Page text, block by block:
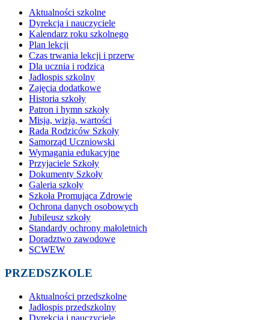
Aktualności szkolne
Dyrekcja i nauczyciele
Kalendarz roku szkolnego
Plan lekcji
Czas trwania lekcji i przerw
Dla ucznia i rodzica
Jadłospis szkolny
Zajęcia dodatkowe
Historia szkoły
Patron i hymn szkoły
Misja, wizja, wartości
Rada Rodziców Szkoły
Samorząd Uczniowski
Wymagania edukacyjne
Przyjaciele Szkoły
Dokumenty Szkoły
Galeria szkoły
Szkoła Promująca Zdrowie
Ochrona danych osobowych
Jubileusz szkoły
Standardy ochrony małoletnich
Doradztwo zawodowe
SCWEW
PRZEDSZKOLE
Aktualności przedszkolne
Jadłospis przedszkolny
Dyrekcja i nauczyciele